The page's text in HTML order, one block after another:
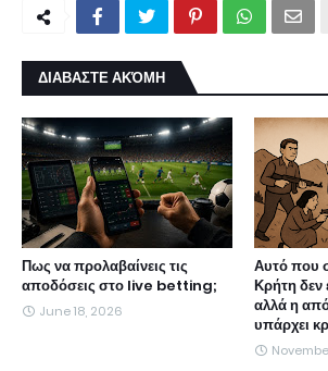
ΔΙΑΒΑΣΤΕ ΑΚΌΜΗ
Πως να προλαβαίνεις τις
αποδόσεις στο live betting;
June 18, 2026
Αυτό που
Κρήτη δεν
αλλά η
υπάρχει